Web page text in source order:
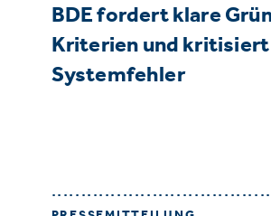
BDE fordert klare
Kriterien und kritisiert
Systemfehler